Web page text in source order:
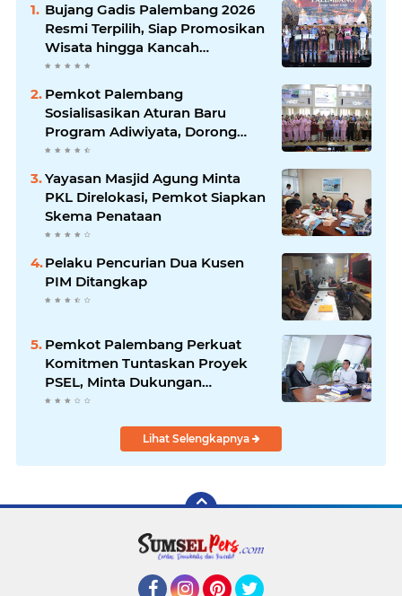
Bujang Gadis Palembang 2026
Resmi Terpilih, Siap Promosikan
Wisata hingga Kancah
Internasional
Pemkot Palembang
Sosialisasikan Aturan Baru
Program Adiwiyata, Dorong
Sekolah Peduli Lingkungan
Yayasan Masjid Agung Minta
PKL Direlokasi, Pemkot Siapkan
Skema Penataan
Pelaku Pencurian Dua Kusen
PIM Ditangkap
Pemkot Palembang Perkuat
Komitmen Tuntaskan Proyek
PSEL, Minta Dukungan
Kemenko Pangan
Lihat Selengkapnya